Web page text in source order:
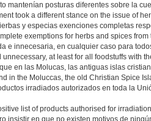
mantenían posturas diferentes sobre la
took a different stance on the issue of
y especias exenciones completas
exemptions for herbs and spices
e innecesaria, en cualquier caso para
at least for all foodstuffs with
en las Molucas, las antiguas islas
in the Moluccas, the old Christian Spice
irradiados autorizados en toda la
list of products authorised for